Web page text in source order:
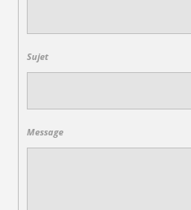
Sujet
Message